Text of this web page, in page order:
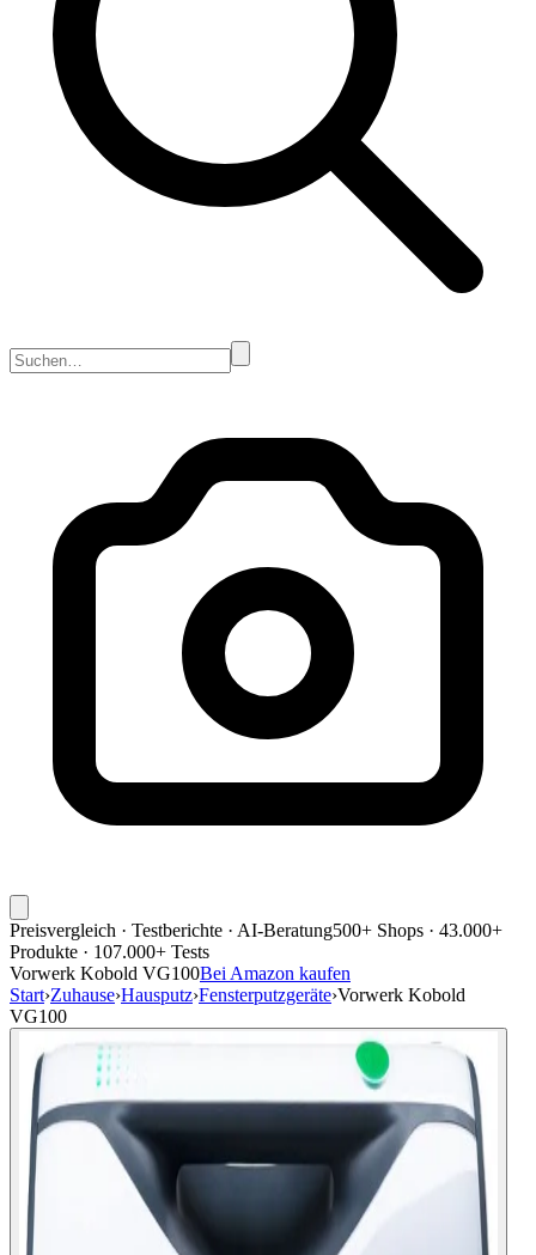
Preisvergleich · Testberichte · AI-Beratung500+ Shops · 43.000+
Produkte · 107.000+ Tests
Vorwerk Kobold VG100Bei Amazon kaufen
Start›Zuhause›Hausputz›Fensterputzgeräte›Vorwerk Kobold
VG100